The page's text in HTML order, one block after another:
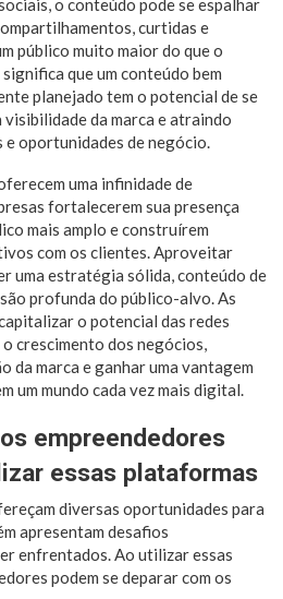
o conteúdo pode se espalhar
curtidas e
público muito maior do que o
que um conteúdo bem
planejado tem o potencial de se
da marca e atraindo
oportunidades de negócio.
uma infinidade de
fortalecerem sua presença
mais amplo e construírem
com os clientes. Aproveitar
uma estratégia sólida, conteúdo de
profunda do público-alvo. As
o potencial das redes
crescimento dos negócios,
da marca e ganhar uma vantagem
um mundo cada vez mais digital.
empreendedores
essas plataformas
diversas oportunidades para
apresentam desafios
enfrentados. Ao utilizar essas
podem se deparar com os